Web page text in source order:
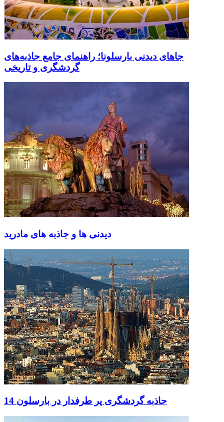
جاهای دیدنی بارسلونا؛ راهنمای جامع جاذبه‌های
گردشگری و تاریخی
دیدنی ها و جاذبه های مادرید
14 جاذبه گردشگری پر طرفدار در بارسلون